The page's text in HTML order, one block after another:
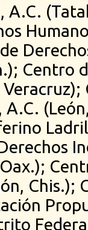
A.C.
Centro
A.C.
Chis.);